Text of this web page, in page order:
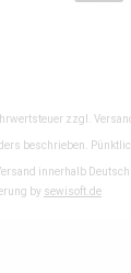
zzgl.
beschrieben.
innerhalb
by sewisoft.de